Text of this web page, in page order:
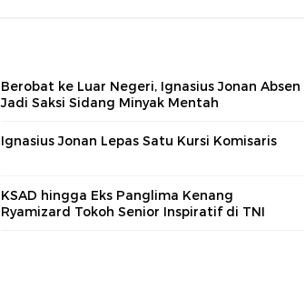
Berobat ke Luar Negeri, Ignasius Jonan Absen
Jadi Saksi Sidang Minyak Mentah
Ignasius Jonan Lepas Satu Kursi Komisaris
KSAD hingga Eks Panglima Kenang
Ryamizard Tokoh Senior Inspiratif di TNI